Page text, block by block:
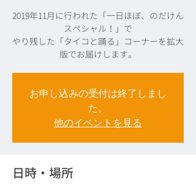
2019年11月に行われた「一日ほぼ、のだけん
スペシャル！」で
やり残した「タイコと踊る」コーナーを拡大
版でお届けします。
お申し込みの受付は終了しまし
た。
他のイベントを見る
日時・場所